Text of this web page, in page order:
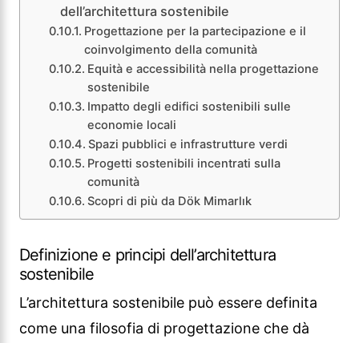
dell’architettura sostenibile
Progettazione per la partecipazione e il
coinvolgimento della comunità
Equità e accessibilità nella progettazione
sostenibile
Impatto degli edifici sostenibili sulle
economie locali
Spazi pubblici e infrastrutture verdi
Progetti sostenibili incentrati sulla
comunità
Scopri di più da Dök Mimarlık
Definizione e principi dell’architettura
sostenibile
L’architettura sostenibile può essere definita
come una filosofia di progettazione che dà